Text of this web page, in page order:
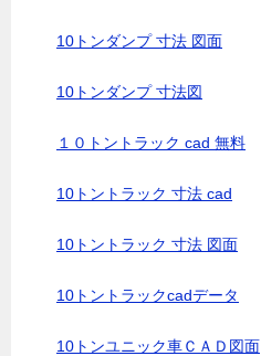
10トンダンプ 寸法 図面
10トンダンプ 寸法図
１０トントラック cad 無料
10トントラック 寸法 cad
10トントラック 寸法 図面
10トントラックcadデータ
10トンユニック車ＣＡＤ図面